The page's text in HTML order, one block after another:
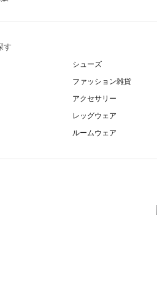
す
シューズ
ファッション雑貨
アクセサリー
レッグウェア
ルームウェア